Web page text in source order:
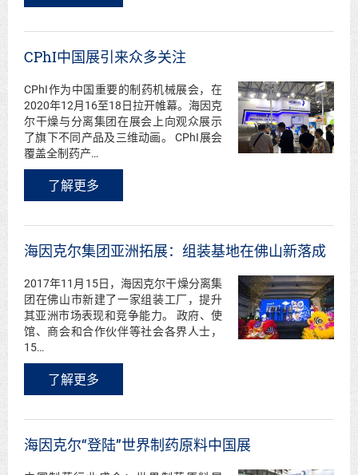
CPhI中国展引来众多关注
CPhI作为中国重要的制药机械展会，在
2020年12月16至18日拉开帷幕。海因克
尔干燥与分离集团在展会上向观众展示
了旗下不同产品及三维动画。 CPhI展会
覆盖全制药产…
了解更多
海因克尔集团亚洲拓展：组装基地在佛山新落成
2017年11月15日，海因克尔干燥分离集
团在佛山市新建了一家组装工厂，提升
其亚洲市场表现和竞争能力。 政府、使
馆、商会和合作伙伴等社会各界人士，
15…
了解更多
海因克尔“登陆”世界制药原料中国展